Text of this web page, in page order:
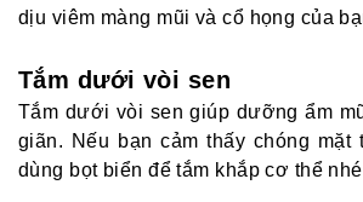
dịu viêm màng mũi và cổ họng của
Tắm dưới vòi sen
Tắm dưới vòi sen giúp dưỡng ẩm
giãn. Nếu bạn cảm thấy chóng mặt
dùng bọt biển để tắm khắp cơ thể